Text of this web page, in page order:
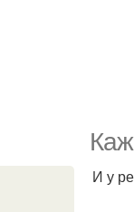
И у